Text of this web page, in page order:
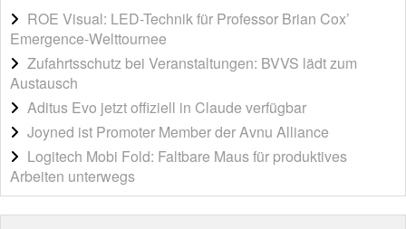
ROE Visual: LED-Technik für Professor Brian Cox’
Emergence-Welttournee
Zufahrtsschutz bei Veranstaltungen: BVVS lädt zum
Austausch
Aditus Evo jetzt offiziell in Claude verfügbar
Joyned ist Promoter Member der Avnu Alliance
Logitech Mobi Fold: Faltbare Maus für produktives
Arbeiten unterwegs